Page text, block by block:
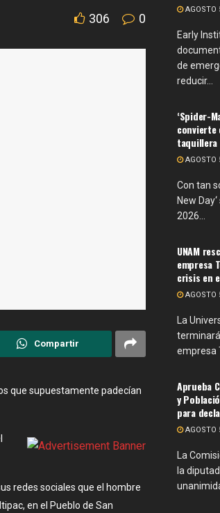
306 0
Compartir
que supuestamente padecían
redes sociales que el hombre
en el Pueblo de San
AGOSTO
Early
de
reducir...
‘Spider-
convierte
taquillera
AGOSTO
Con tan
New
2026...
UNAM
empresa
crisis en
AGOSTO
La
empresa
Aprueba
y
para
AGOSTO
La
la